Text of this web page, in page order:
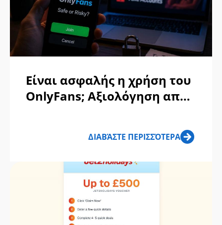
Είναι ασφαλής η χρήση του
OnlyFans; Αξιολόγηση από
ΔΙΑΒΆΣΤΕ ΠΕΡΙΣΣΌΤΕΡΑ